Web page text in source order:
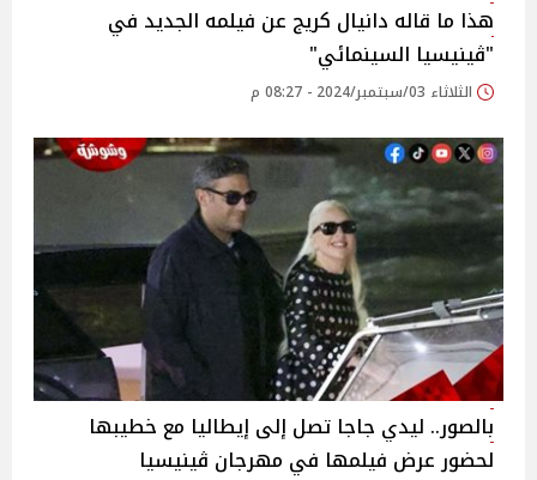
هذا ما قاله دانيال كريج عن فيلمه الجديد في
"ڤينيسيا السينمائي"
الثلاثاء 03/سبتمبر/2024 - 08:27 م
بالصور.. ليدي جاجا تصل إلى إيطاليا مع خطيبها
لحضور عرض فيلمها في مهرجان ڤينيسيا